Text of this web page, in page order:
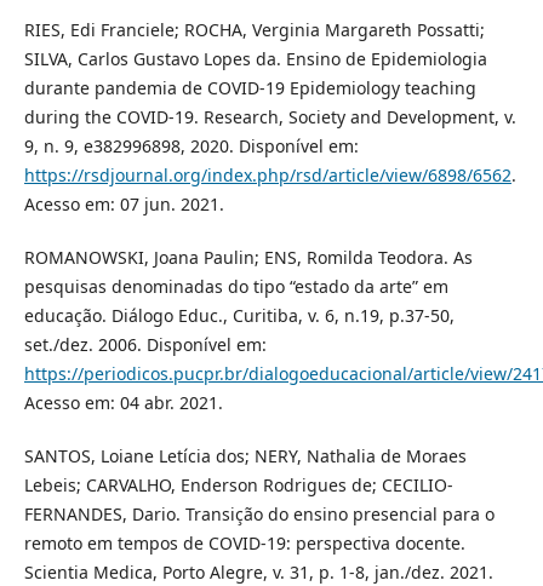
RIES, Edi Franciele; ROCHA, Verginia Margareth Possatti;
SILVA, Carlos Gustavo Lopes da. Ensino de Epidemiologia
durante pandemia de COVID-19 Epidemiology teaching
during the COVID-19. Research, Society and Development, v.
9, n. 9, e382996898, 2020. Disponível em:
https://rsdjournal.org/index.php/rsd/article/view/6898/6562.
Acesso em: 07 jun. 2021.
ROMANOWSKI, Joana Paulin; ENS, Romilda Teodora. As
pesquisas denominadas do tipo “estado da arte” em
educação. Diálogo Educ., Curitiba, v. 6, n.19, p.37-50,
set./dez. 2006. Disponível em:
https://periodicos.pucpr.br/dialogoeducacional/article/view/
Acesso em: 04 abr. 2021.
SANTOS, Loiane Letícia dos; NERY, Nathalia de Moraes
Lebeis; CARVALHO, Enderson Rodrigues de; CECILIO-
FERNANDES, Dario. Transição do ensino presencial para o
remoto em tempos de COVID-19: perspectiva docente.
Scientia Medica, Porto Alegre, v. 31, p. 1-8, jan./dez. 2021.